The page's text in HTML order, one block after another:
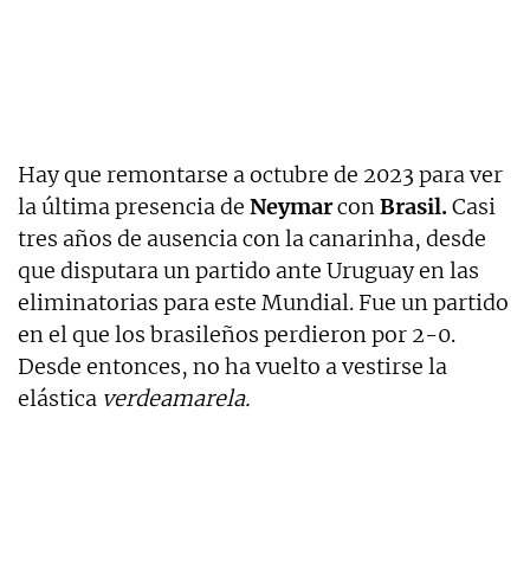
Hay que remontarse a octubre de 2023 para ver
la última presencia de NeymarconBrasil.Casi
tres años de ausencia con la canarinha, desde
que disputara un partido ante Uruguay en las
eliminatorias para este Mundial. Fue un partido
en el que los brasileños perdieron por 2-0.
Desde entonces, no ha vuelto a vestirse la
elástica verdeamarela.